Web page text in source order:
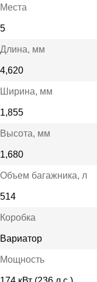
Места
5
Длина, мм
4,620
Ширина, мм
1,855
Высота, мм
1,680
Объем багажника, л
514
Коробка
Вариатор
Мощность